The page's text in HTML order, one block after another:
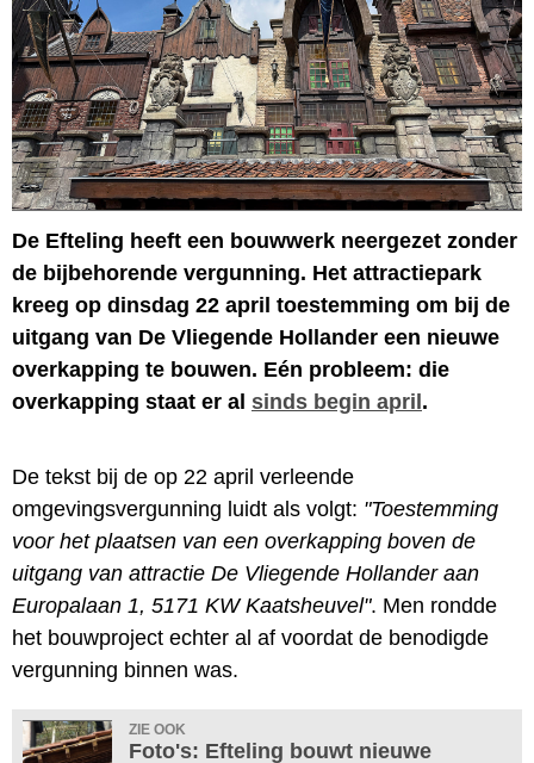
De Efteling heeft een bouwwerk neergezet zonder
de bijbehorende vergunning. Het attractiepark
kreeg op dinsdag 22 april toestemming om bij de
uitgang van De Vliegende Hollander een nieuwe
overkapping te bouwen. Eén probleem: die
overkapping staat er al sinds begin april.
De tekst bij de op 22 april verleende
omgevingsvergunning luidt als volgt: "Toestemming
voor het plaatsen van een overkapping boven de
uitgang van attractie De Vliegende Hollander aan
Europalaan 1, 5171 KW Kaatsheuvel". Men rondde
het bouwproject echter al af voordat de benodigde
vergunning binnen was.
ZIE OOK
Foto's: Efteling bouwt nieuwe